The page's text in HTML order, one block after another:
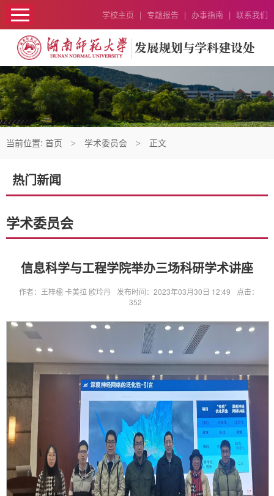
学校主页 | 专题报告 | 办事指南 | 联系我们
当前位置: 首页 > 学术委员会 > 正文
热门新闻
学术委员会
信息科学与工程学院举办三场科研学术讲座
作者：王梓楹 卡美拉 欧玲丹 发布时间：2023年03月30日 12:49
点击：
352